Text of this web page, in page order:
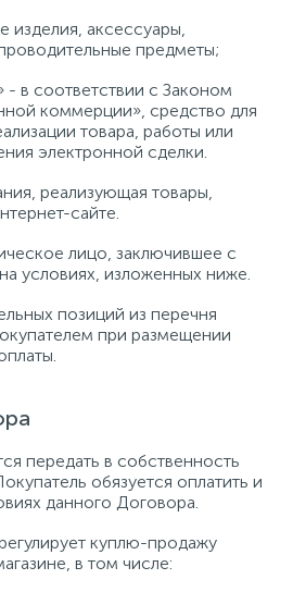
изделия, аксессуары,
предметы;
- в соответствии с Законом
коммерции», средство для
товара, работы или
электронной сделки.
реализующая товары,
сайте.
лицо, заключившее с
условиях, изложенных ниже.
позиций из перечня
при размещении
передать в собственность
обязуется оплатить и
данного Договора.
куплю-продажу
в том числе: